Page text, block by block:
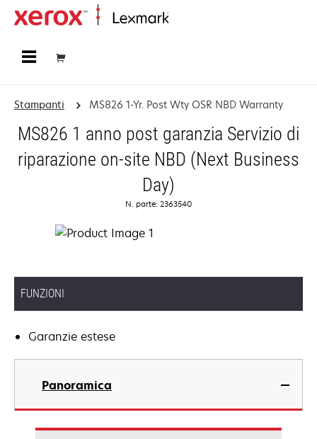
Stampanti MS826 1-Yr. Post Wty OSR NBD Warranty
MS826 1 anno post garanzia Servizio di
riparazione on-site NBD (Next Business
Day)
N. parte: 2363540
FUNZIONI
Garanzie estese
Panoramica